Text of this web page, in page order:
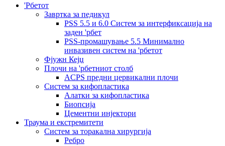
'Рбетот
Завртка за педикул
PSS 5.5 и 6.0 Систем за интерфиксација на
заден 'рбет
PSS-промашување 5.5 Минимално
инвазивен систем на 'рбетот
Фјужн Кејџ
Плочи на 'рбетниот столб
ACPS предни цервикални плочи
Систем за кифопластика
Алатки за кифопластика
Биопсија
Цементни инјектори
Траума и екстремитети
Систем за торакална хирургија
Ребро